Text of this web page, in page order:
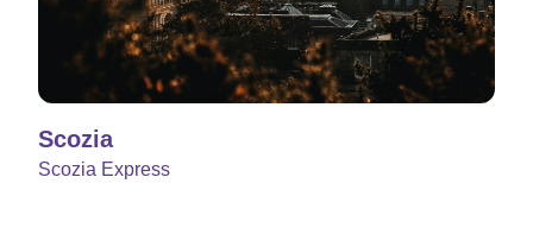
Scozia
Scozia Express